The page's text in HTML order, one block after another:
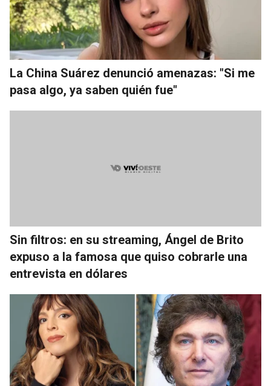
La China Suárez denunció amenazas: "Si me
pasa algo, ya saben quién fue"
Sin filtros: en su streaming, Ángel de Brito
expuso a la famosa que quiso cobrarle una
entrevista en dólares